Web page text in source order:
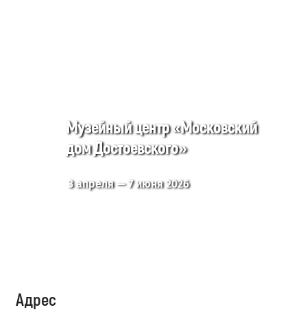
Музейный центр «Московский
дом Достоевского»
3 апреля — 7 июня 2026
Адрес